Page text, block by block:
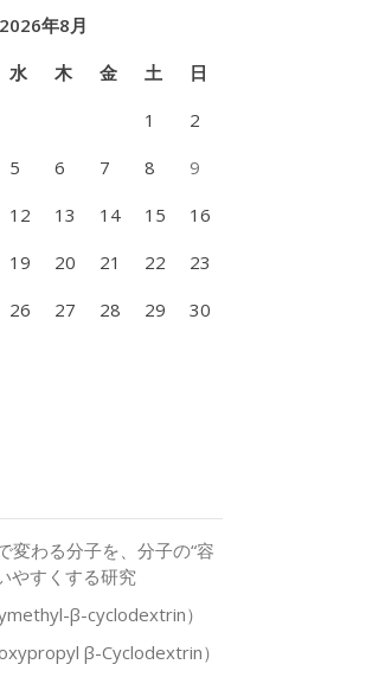
2026年8月
水 木 金 土
日
1
2
5 6 7 8
9
12 13 14 15
16
19 20 21 22
23
26 27 28 29
30
変わる分子を、分子の“容
やすくする研究
β-cyclodextrin）
β-Cyclodextrin）